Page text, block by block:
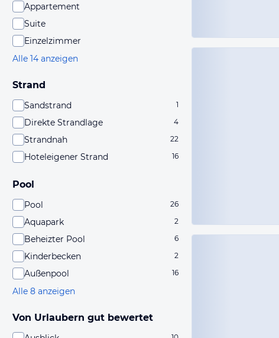
Appartement
Suite
Einzelzimmer
Alle 14 anzeigen
Strand
Sandstrand 1
Direkte Strandlage 4
Strandnah 22
Hoteleigener Strand 16
Pool
Pool 26
Aquapark 2
Beheizter Pool 6
Kinderbecken 2
Außenpool 16
Alle 8 anzeigen
Von Urlaubern gut bewertet